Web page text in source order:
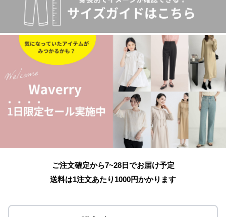
ご注文確定から7~28日でお届け予定
送料は1注文あたり 1000円かかります